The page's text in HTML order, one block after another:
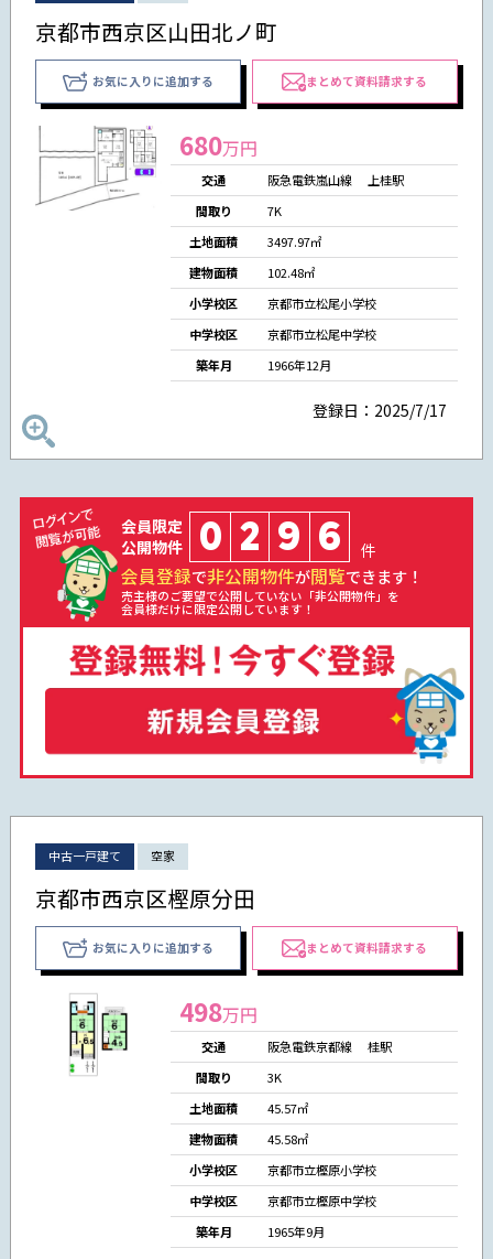
京都市西京区山田北ノ町
お気に入りに追加する まとめて資料請求する
680万円
交通
阪急電鉄嵐山線 上桂駅
間取り
7K
土地面積
3497.97㎡
建物面積
102.48㎡
小学校区
京都市立松尾小学校
中学校区
京都市立松尾中学校
築年月
1966年12月
登録日：2025/7/17
会員限定
公開物件
0 2 9 6 件
会員登録で非公開物件が閲覧できます！
売主様のご要望で公開していない「非公開物件」を
会員様だけに限定公開しています！
中古一戸建て 空家
京都市西京区樫原分田
お気に入りに追加する まとめて資料請求する
498万円
交通
阪急電鉄京都線 桂駅
間取り
3K
土地面積
45.57㎡
建物面積
45.58㎡
小学校区
京都市立樫原小学校
中学校区
京都市立樫原中学校
築年月
1965年9月